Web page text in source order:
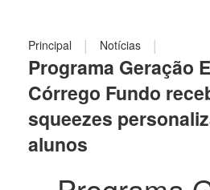
Principal | Notícias |
Programa Geração
Córrego Fundo
squeezes
alunos